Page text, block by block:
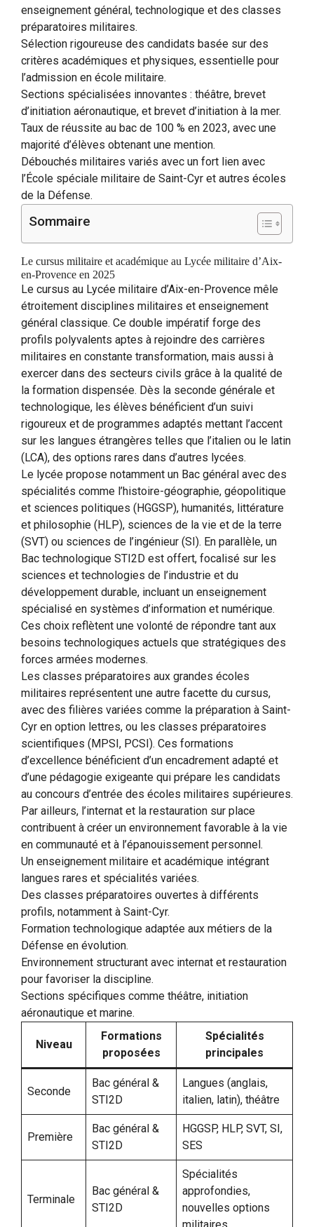
enseignement général, technologique et des classes
préparatoires militaires.
Sélection rigoureuse des candidats basée sur des
critères académiques et physiques, essentielle pour
l’admission en école militaire.
Sections spécialisées innovantes : théâtre, brevet
d’initiation aéronautique, et brevet d’initiation à la mer.
Taux de réussite au bac de 100 % en 2023, avec une
majorité d’élèves obtenant une mention.
Débouchés militaires variés avec un fort lien avec
l’École spéciale militaire de Saint-Cyr et autres écoles
de la Défense.
Sommaire
Le cursus militaire et académique au Lycée militaire d’Aix-
en-Provence en 2025
Le cursus au Lycée militaire d’Aix-en-Provence mêle
étroitement disciplines militaires et enseignement
général classique. Ce double impératif forge des
profils polyvalents aptes à rejoindre des carrières
militaires en constante transformation, mais aussi à
exercer dans des secteurs civils grâce à la qualité de
la formation dispensée. Dès la seconde générale et
technologique, les élèves bénéficient d’un suivi
rigoureux et de programmes adaptés mettant l’accent
sur les langues étrangères telles que l’italien ou le latin
(LCA), des options rares dans d’autres lycées.
Le lycée propose notamment un Bac général avec des
spécialités comme l’histoire-géographie, géopolitique
et sciences politiques (HGGSP), humanités, littérature
et philosophie (HLP), sciences de la vie et de la terre
(SVT) ou sciences de l’ingénieur (SI). En parallèle, un
Bac technologique STI2D est offert, focalisé sur les
sciences et technologies de l’industrie et du
développement durable, incluant un enseignement
spécialisé en systèmes d’information et numérique.
Ces choix reflètent une volonté de répondre tant aux
besoins technologiques actuels que stratégiques des
forces armées modernes.
Les classes préparatoires aux grandes écoles
militaires représentent une autre facette du cursus,
avec des filières variées comme la préparation à Saint-
Cyr en option lettres, ou les classes préparatoires
scientifiques (MPSI, PCSI). Ces formations
d’excellence bénéficient d’un encadrement adapté et
d’une pédagogie exigeante qui prépare les candidats
au concours d’entrée des écoles militaires supérieures.
Par ailleurs, l’internat et la restauration sur place
contribuent à créer un environnement favorable à la vie
en communauté et à l’épanouissement personnel.
Un enseignement militaire et académique intégrant
langues rares et spécialités variées.
Des classes préparatoires ouvertes à différents
profils, notamment à Saint-Cyr.
Formation technologique adaptée aux métiers de la
Défense en évolution.
Environnement structurant avec internat et restauration
pour favoriser la discipline.
Sections spécifiques comme théâtre, initiation
aéronautique et marine.
Niveau
Formations
proposées
Spécialités
principales
Seconde
Bac général &
STI2D
Langues (anglais,
italien, latin), théâtre
Première
Bac général &
STI2D
HGGSP, HLP, SVT, SI,
SES
Terminale
Bac général &
STI2D
Spécialités
approfondies,
nouvelles options
militaires